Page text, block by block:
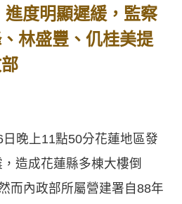
進度明顯遲緩，監察
林盛豐、仉桂美提
晚上11點50分花蓮地區發
造成花蓮縣多棟大樓倒
而內政部所屬營建署自88年